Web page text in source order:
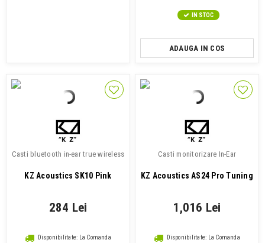
IN STOC
ADAUGA IN COS
Casti bluetooth in-ear true wireless
KZ Acoustics SK10 Pink
284 Lei
Disponibilitate: La Comanda
Casti monitorizare In-Ear
KZ Acoustics AS24 Pro Tuning
1,016 Lei
Disponibilitate: La Comanda